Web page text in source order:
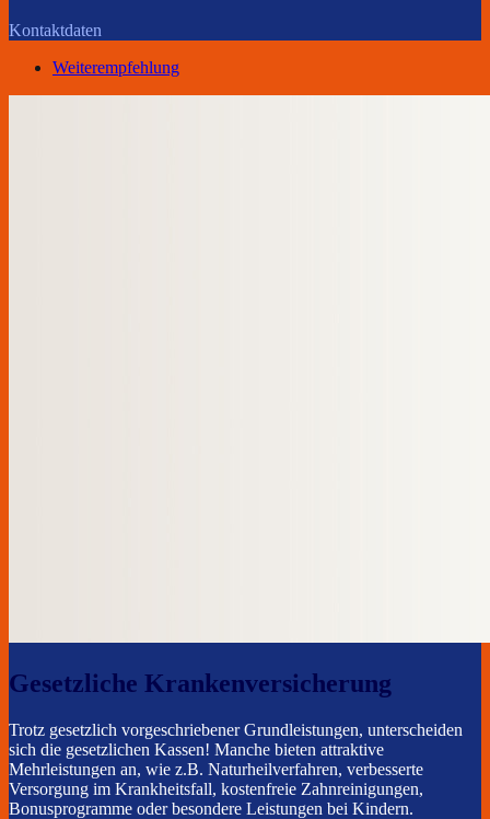
Kontaktdaten
Weiterempfehlung
Gesetzliche Krankenversicherung
Trotz gesetzlich vorgeschriebener Grundleistungen, unterscheiden
sich die gesetzlichen Kassen! Manche bieten attraktive
Mehrleistungen an, wie z.B. Naturheilverfahren, verbesserte
Versorgung im Krankheitsfall, kostenfreie Zahnreinigungen,
Bonusprogramme oder besondere Leistungen bei Kindern.